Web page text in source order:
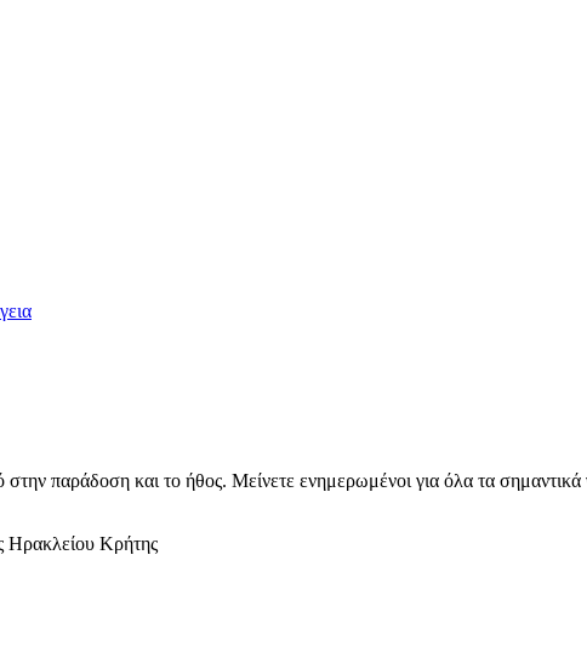
στην παράδοση και το ήθος. Μείνετε ενημερωμένοι για όλα τα
Ηρακλείου Κρήτης